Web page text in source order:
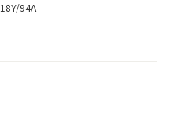
18Y/94A